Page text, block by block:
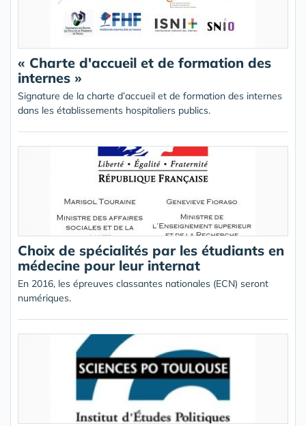
« Charte d'accueil et de formation des
internes »
Signature de la charte d’accueil et de formation des internes
dans les établissements hospitaliers publics.
Choix de spécialités par les étudiants en
médecine pour leur internat
En 2016, les épreuves classantes nationales (ECN) seront
numériques.